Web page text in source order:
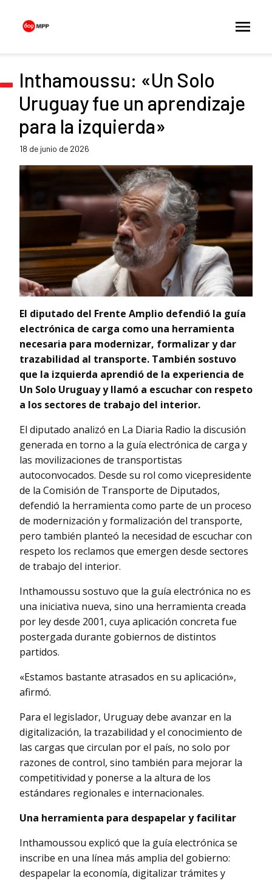
Inthamoussu: «Un Solo
Uruguay fue un aprendizaje
para la izquierda»
18 de junio de 2026
El diputado del Frente Amplio defendió la guía
electrónica de carga como una herramienta
necesaria para modernizar, formalizar y dar
trazabilidad al transporte. También sostuvo
que la izquierda aprendió de la experiencia de
Un Solo Uruguay y llamó a escuchar con respeto
a los sectores de trabajo del interior.
El diputado analizó en La Diaria Radio la discusión
generada en torno a la guía electrónica de carga y
las movilizaciones de transportistas
autoconvocados. Desde su rol como vicepresidente
de la Comisión de Transporte de Diputados,
defendió la herramienta como parte de un proceso
de modernización y formalización del transporte,
pero también planteó la necesidad de escuchar con
respeto los reclamos que emergen desde sectores
de trabajo del interior.
Inthamoussu sostuvo que la guía electrónica no es
una iniciativa nueva, sino una herramienta creada
por ley desde 2001, cuya aplicación concreta fue
postergada durante gobiernos de distintos
partidos.
«Estamos bastante atrasados en su aplicación»,
afirmó.
Para el legislador, Uruguay debe avanzar en la
digitalización, la trazabilidad y el conocimiento de
las cargas que circulan por el país, no solo por
razones de control, sino también para mejorar la
competitividad y ponerse a la altura de los
estándares regionales e internacionales.
Una herramienta para despapelar y facilitar
Inthamoussou explicó que la guía electrónica se
inscribe en una línea más amplia del gobierno:
despapelar la economía, digitalizar trámites y